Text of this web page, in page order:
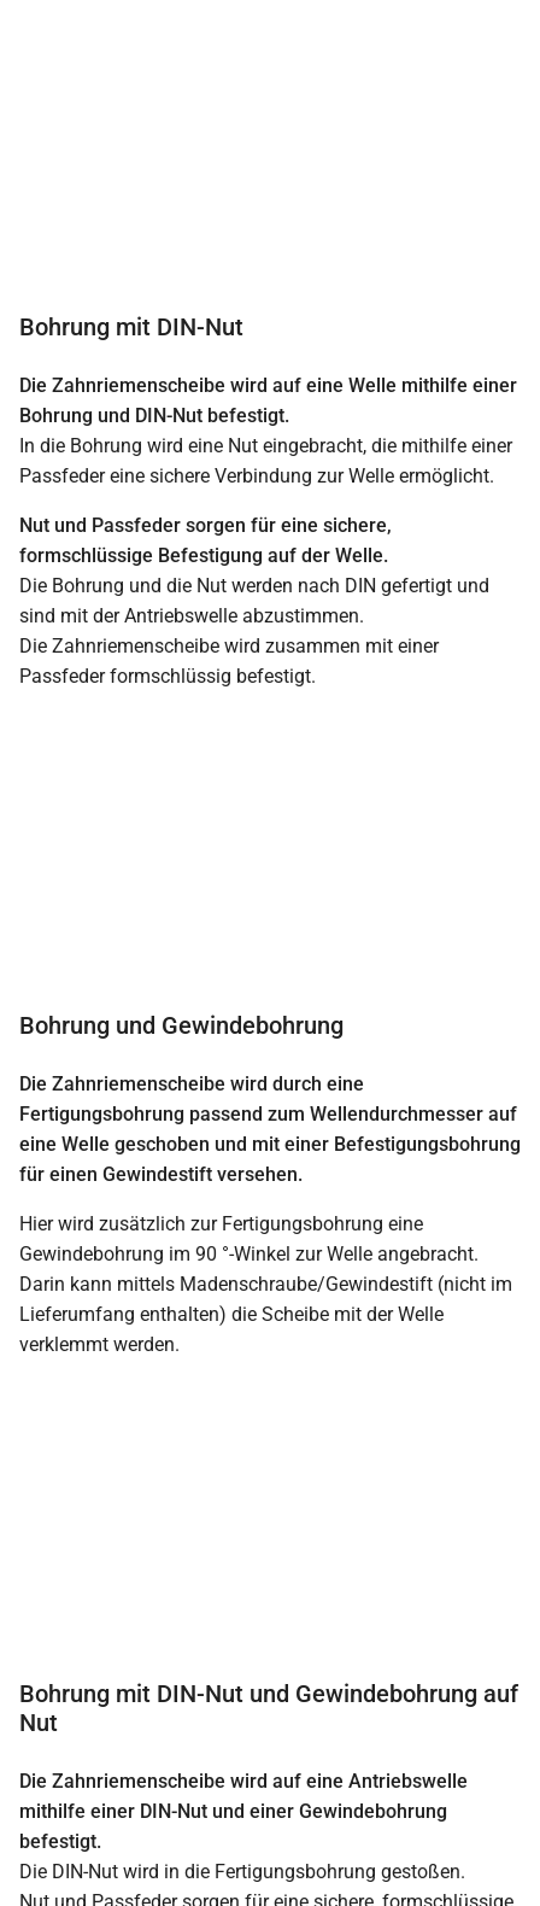
Bohrung mit DIN-Nut
Die Zahnriemenscheibe wird auf eine Welle mithilfe einer
Bohrung und DIN-Nut befestigt.
In die Bohrung wird eine Nut eingebracht, die mithilfe einer
Passfeder eine sichere Verbindung zur Welle ermöglicht.
Nut und Passfeder sorgen für eine sichere,
formschlüssige Befestigung auf der Welle.
Die Bohrung und die Nut werden nach DIN gefertigt und
sind mit der Antriebswelle abzustimmen.
Die Zahnriemenscheibe wird zusammen mit einer
Passfeder formschlüssig befestigt.
Bohrung und Gewindebohrung
Die Zahnriemenscheibe wird durch eine
Fertigungsbohrung passend zum Wellendurchmesser auf
eine Welle geschoben und mit einer Befestigungsbohrung
für einen Gewindestift versehen.
Hier wird zusätzlich zur Fertigungsbohrung eine
Gewindebohrung im 90 °-Winkel zur Welle angebracht.
Darin kann mittels Madenschraube/Gewindestift (nicht im
Lieferumfang enthalten) die Scheibe mit der Welle
verklemmt werden.
Bohrung mit DIN-Nut und Gewindebohrung auf
Nut
Die Zahnriemenscheibe wird auf eine Antriebswelle
mithilfe einer DIN-Nut und einer Gewindebohrung
befestigt.
Die DIN-Nut wird in die Fertigungsbohrung gestoßen.